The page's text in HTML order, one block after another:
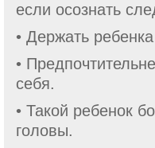
если осознать
• Держать
•
себя.
• Такой ребенок
головы.